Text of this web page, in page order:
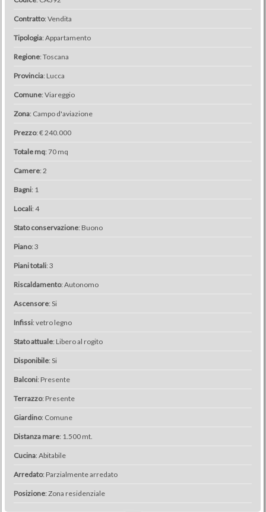
Contratto: Vendita
Tipologia: Appartamento
Regione: Toscana
Provincia: Lucca
Comune: Viareggio
Zona: Campo d'aviazione
Prezzo: € 240.000
Totale mq: 70 mq
Camere: 2
Bagni: 1
Locali: 4
Stato conservazione: Buono
Piano: 3
Piani totali: 3
Riscaldamento: Autonomo
Ascensore: Si
Infissi: vetro legno
Stato attuale: Libero al rogito
Disponibile: Si
Balconi: Presente
Terrazzo: Presente
Giardino: Comune
Distanza mare: 1.500 mt.
Cucina: Abitabile
Arredato: Parzialmente arredato
Posizione: Zona residenziale